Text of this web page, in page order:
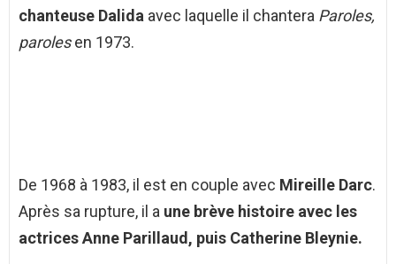
chanteuse Dalida avec laquelle il chantera Paroles,
parolesen 1973.
De 1968 à 1983, il est en couple avec Mireille Darc.
Après sa rupture, il a une brève histoire avec les
actrices Anne Parillaud, puis Catherine Bleynie.